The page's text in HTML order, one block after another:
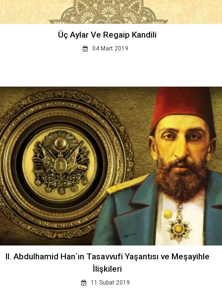
Üç Aylar Ve Regaip Kandili
04 Mart 2019
II. Abdulhamid Han´ın Tasavvufi Yaşantısı ve Meşayihle
İlişkileri
11 Subat 2019